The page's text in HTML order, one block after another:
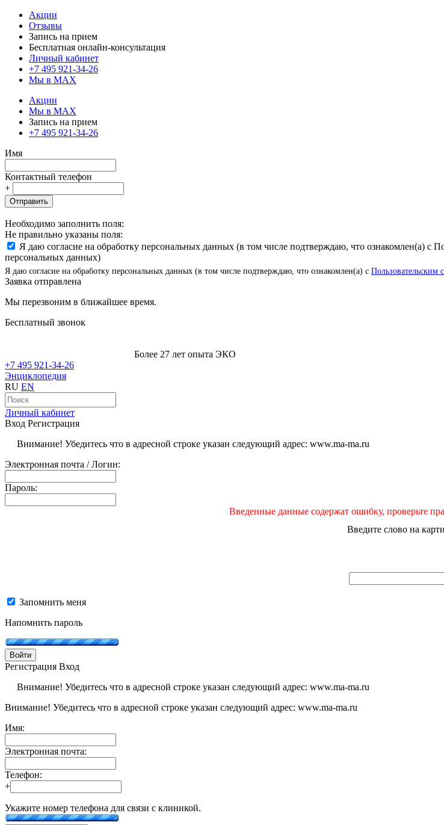
Акции
Отзывы
Запись на прием
Бесплатная онлайн-консультация
Личный кабинет
+7 495 921-34-26
Мы в MAX
Акции
Мы в MAX
Запись на прием
+7 495 921-34-26
Имя
Контактный телефон
+
Отправить
Необходимо заполнить поля:
Не правильно указаны поля:
Я даю согласие на обработку персональных данных (в том числе подтверждаю, что ознакомлен(а)
персональных данных)
Я даю согласие на обработку персональных данных (в том числе подтверждаю, что ознакомлен(а) с Пользовательским
Заявка отправлена
Мы перезвоним в ближайшее время.
Бесплатный звонок
Более 27 лет опыта ЭКО
+7 495 921-34-26
Энциклопедия
RU EN
Личный кабинет
Вход Регистрация
Внимание! Убедитесь что в адресной строке указан следующий адрес: www.ma-ma.ru
Электронная почта / Логин:
Пароль:
Введенные данные содержат ошибку, проверьте
Введите слово на
Запомнить меня
Напомнить пароль
Войти
Регистрация Вход
Внимание! Убедитесь что в адресной строке указан следующий адрес: www.ma-ma.ru
Внимание! Убедитесь что в адресной строке указан следующий адрес: www.ma-ma.ru
Имя:
Электронная почта:
Телефон:
+
Укажите номер телефона для связи с клиникой.